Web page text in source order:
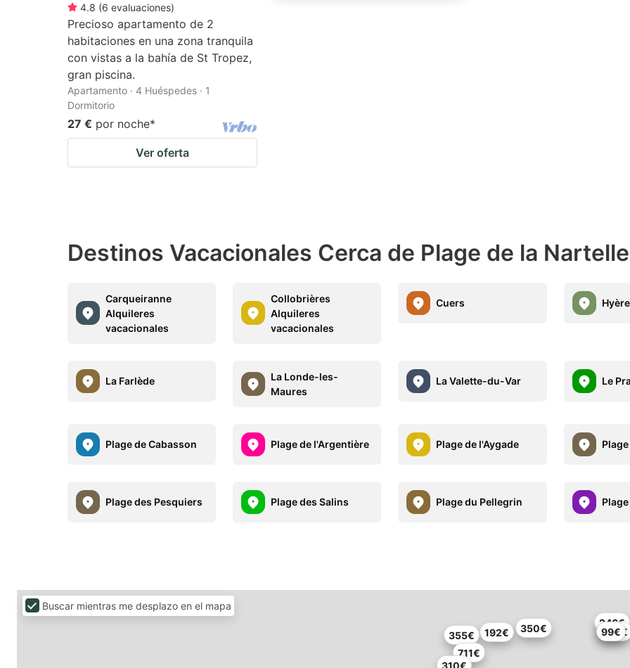
4.8 (6 evaluaciones)
Precioso apartamento de 2
habitaciones en una zona tranquila
con vistas a la bahía de St Tropez,
gran piscina.
Apartamento · 4 Huéspedes · 1
Dormitorio
27 € por noche*
Ver oferta
Destinos Vacacionales Cerca de Plage de la Nartelle
Carqueiranne
Alquileres
vacacionales
Collobrières
Alquileres
vacacionales
Cuers
La Farlède
La Londe-les-
Maures
La Valette-du-Var Le
Plage de Cabasson Plage de l'Argentière Plage de l'Aygade
Plage des Pesquiers Plage des Salins Plage du Pellegrin
711€
355€
246€
350€
192€ 203€
99€
310€
Buscar mientras me desplazo en el mapa